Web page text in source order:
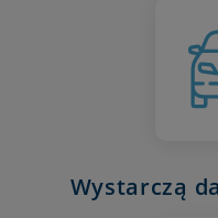
Wystarczą